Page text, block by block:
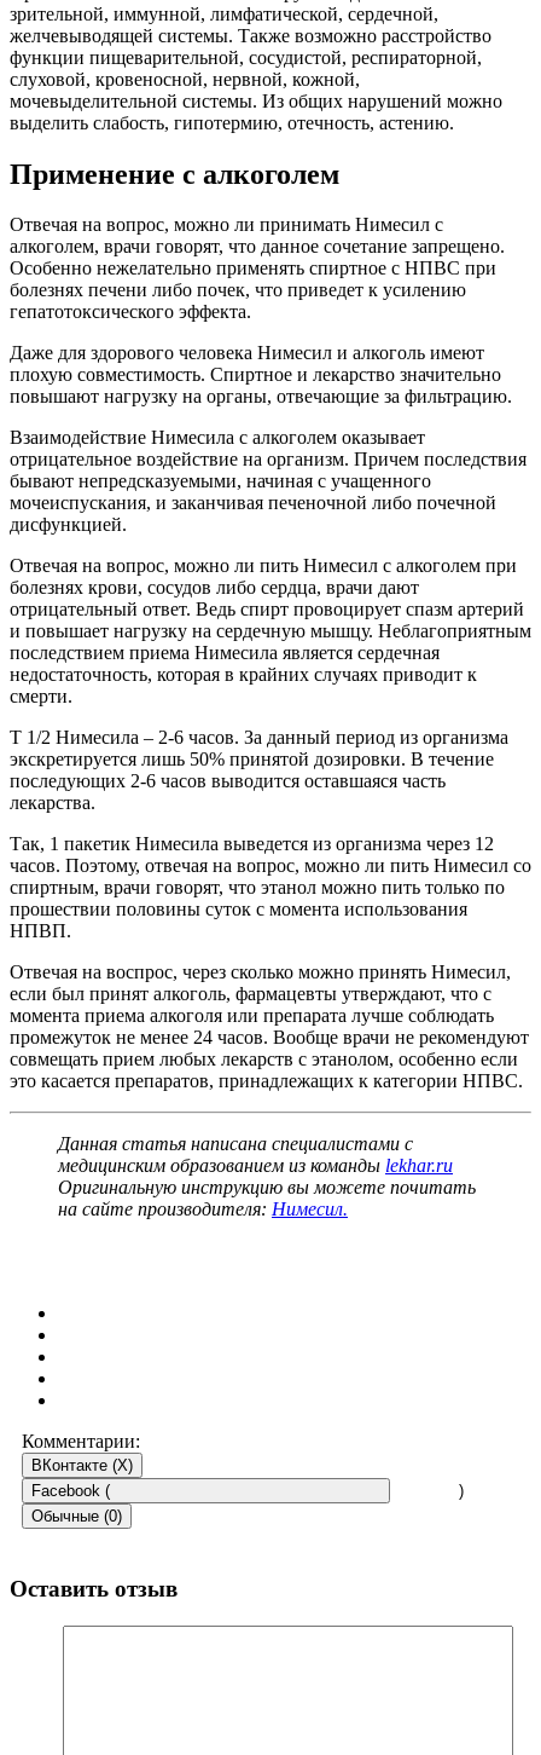
зрительной, иммунной, лимфатической, сердечной,
желчевыводящей системы. Также возможно расстройство
функции пищеварительной, сосудистой, респираторной,
слуховой, кровеносной, нервной, кожной,
мочевыделительной системы. Из общих нарушений можно
выделить слабость, гипотермию, отечность, астению.
Применение с алкоголем
Отвечая на вопрос, можно ли принимать Нимесил с
алкоголем, врачи говорят, что данное сочетание запрещено.
Особенно нежелательно применять спиртное с НПВС при
болезнях печени либо почек, что приведет к усилению
гепатотоксического эффекта.
Даже для здорового человека Нимесил и алкоголь имеют
плохую совместимость. Спиртное и лекарство значительно
повышают нагрузку на органы, отвечающие за фильтрацию.
Взаимодействие Нимесила с алкоголем оказывает
отрицательное воздействие на организм. Причем последствия
бывают непредсказуемыми, начиная с учащенного
мочеиспускания, и заканчивая печеночной либо почечной
дисфункцией.
Отвечая на вопрос, можно ли пить Нимесил с алкоголем при
болезнях крови, сосудов либо сердца, врачи дают
отрицательный ответ. Ведь спирт провоцирует спазм артерий
и повышает нагрузку на сердечную мышцу. Неблагоприятным
последствием приема Нимесила является сердечная
недостаточность, которая в крайних случаях приводит к
смерти.
Т 1/2 Нимесила – 2-6 часов. За данный период из организма
экскретируется лишь 50% принятой дозировки. В течение
последующих 2-6 часов выводится оставшаяся часть
лекарства.
Так, 1 пакетик Нимесила выведется из организма через 12
часов. Поэтому, отвечая на вопрос, можно ли пить Нимесил со
спиртным, врачи говорят, что этанол можно пить только по
прошествии половины суток с момента использования
НПВП.
Отвечая на воспрос, через сколько можно принять Нимесил,
если был принят алкоголь, фармацевты утверждают, что с
момента приема алкоголя или препарата лучше соблюдать
промежуток не менее 24 часов. Вообще врачи не рекомендуют
совмещать прием любых лекарств с этанолом, особенно если
это касается препаратов, принадлежащих к категории НПВС.
Данная статья написана специалистами с
медицинским образованием из команды lekhar.ru
Оригинальную инструкцию вы можете почитать
на сайте производителя: Нимесил.
Комментарии:
ВКонтакте (X)
Facebook (
)
Обычные (0)
Оставить отзыв